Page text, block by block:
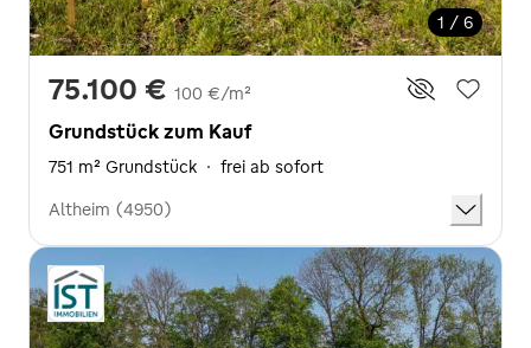
1 / 6
75.100 € 100 €/m²
Grundstück zum Kauf
751 m² Grundstück · frei ab sofort
Altheim (4950)